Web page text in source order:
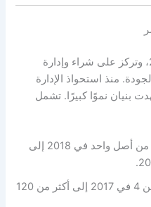
تأسست شركة بنيان في عام 2007، وتركز على شراء وإدارة
منذ استحواذ الإدارة
الشركة في 2018، شهدت بنيان نموًا كبيرًا. تشمل
توسعت محفظة الشركة من أصل واحد في 2018 إلى
ارتفع عدد المستأجرين من 4 في 2017 إلى أكثر من 120